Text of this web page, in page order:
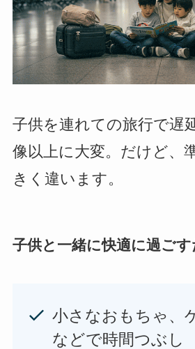
子供を連れての旅行で遅
像以上に大変。だけど、
きく違います。
子供と一緒に快適に過ご
小さなおもちゃ、
などで時間つぶし